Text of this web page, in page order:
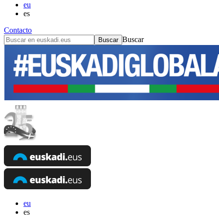
eu
es
Contacto
Buscar
eu
es